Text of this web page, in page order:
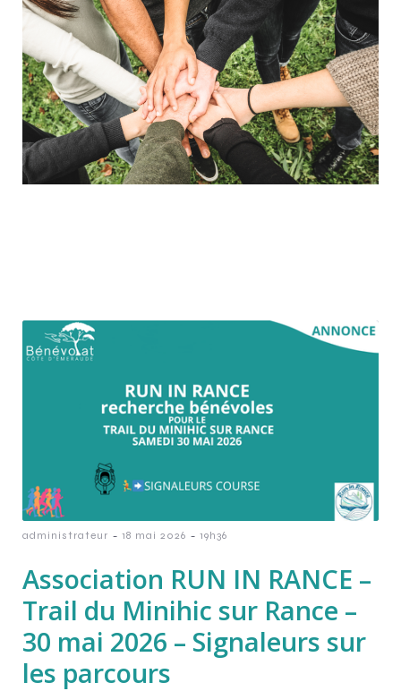
administrateur - 18 mai 2026 - 19h36
Association RUN IN RANCE –
Trail du Minihic sur Rance –
30 mai 2026 – Signaleurs sur
les parcours